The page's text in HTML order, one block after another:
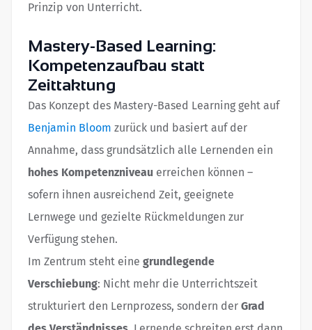
Prinzip von Unterricht.
Mastery-Based Learning:
Kompetenzaufbau statt
Zeittaktung
Das Konzept des Mastery-Based Learning geht auf
Benjamin Bloom zurück und basiert auf der
Annahme, dass grundsätzlich alle Lernenden ein
hohes Kompetenzniveau erreichen können –
sofern ihnen ausreichend Zeit, geeignete
Lernwege und gezielte Rückmeldungen zur
Verfügung stehen.
Im Zentrum steht eine grundlegende
Verschiebung: Nicht mehr die Unterrichtszeit
strukturiert den Lernprozess, sondern der Grad